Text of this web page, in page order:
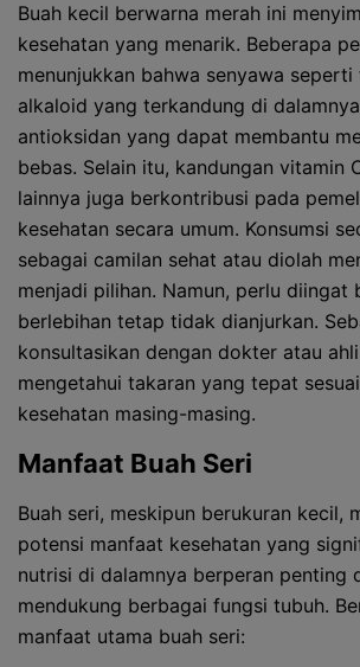
Buah kecil berwarna merah ini
kesehatan yang menarik. Beberapa
menunjukkan bahwa senyawa
alkaloid yang terkandung di
antioksidan yang dapat membantu
bebas. Selain itu, kandungan vitamin
lainnya juga berkontribusi pada
kesehatan secara umum. Konsumsi
sebagai camilan sehat atau diolah
menjadi pilihan. Namun, perlu diingat
berlebihan tetap tidak dianjurkan.
konsultasikan dengan dokter atau
mengetahui takaran yang tepat
kesehatan masing-masing.
Manfaat Buah Seri
Buah seri, meskipun berukuran kecil,
potensi manfaat kesehatan yang
nutrisi di dalamnya berperan penting
mendukung berbagai fungsi tubuh.
manfaat utama buah seri: